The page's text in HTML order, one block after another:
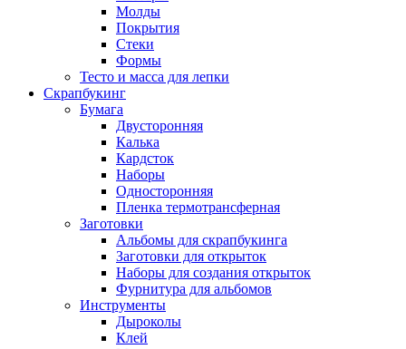
Молды
Покрытия
Стеки
Формы
Тесто и масса для лепки
Скрапбукинг
Бумага
Двусторонняя
Калька
Кардсток
Наборы
Односторонняя
Пленка термотрансферная
Заготовки
Альбомы для скрапбукинга
Заготовки для открыток
Наборы для создания открыток
Фурнитура для альбомов
Инструменты
Дыроколы
Клей